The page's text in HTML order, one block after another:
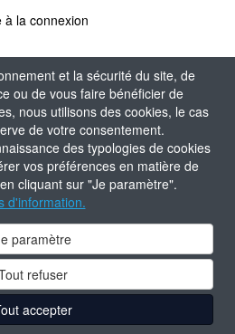
et la sécurité du site, de
ou de vous faire bénéficier de
nous utilisons des cookies, le cas
de votre consentement.
des typologies de cookies
vos préférences en matière de
cliquant sur "Je paramètre".
d'information.
paramètre
refuser
accepter
à la connexion